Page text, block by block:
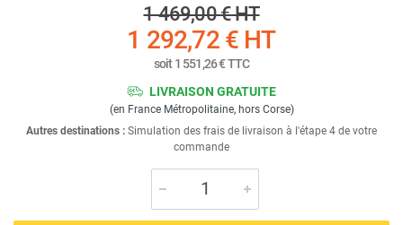
1 469,00 €HT
1 292,72 € HT
soit1 551,26 €TTC
LIVRAISON GRATUITE
(en France Métropolitaine, hors Corse)
Autres destinations : Simulation des frais de livraison à l'étape 4 de votre
commande